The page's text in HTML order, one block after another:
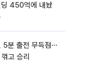
450억에 내놨
5분 출전 무득점⋯
고 승리